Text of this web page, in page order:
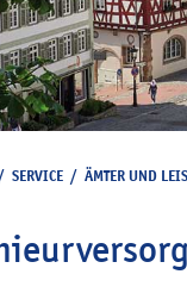
SERVICE / ÄMTER UND